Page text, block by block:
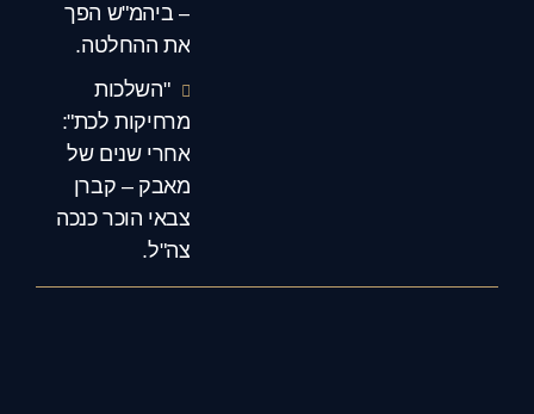
– ביהמ"ש הפך
את ההחלטה.
"השלכות
מרחיקות לכת":
אחרי שנים של
מאבק – קברן
צבאי הוכר כנכה
צה"ל.